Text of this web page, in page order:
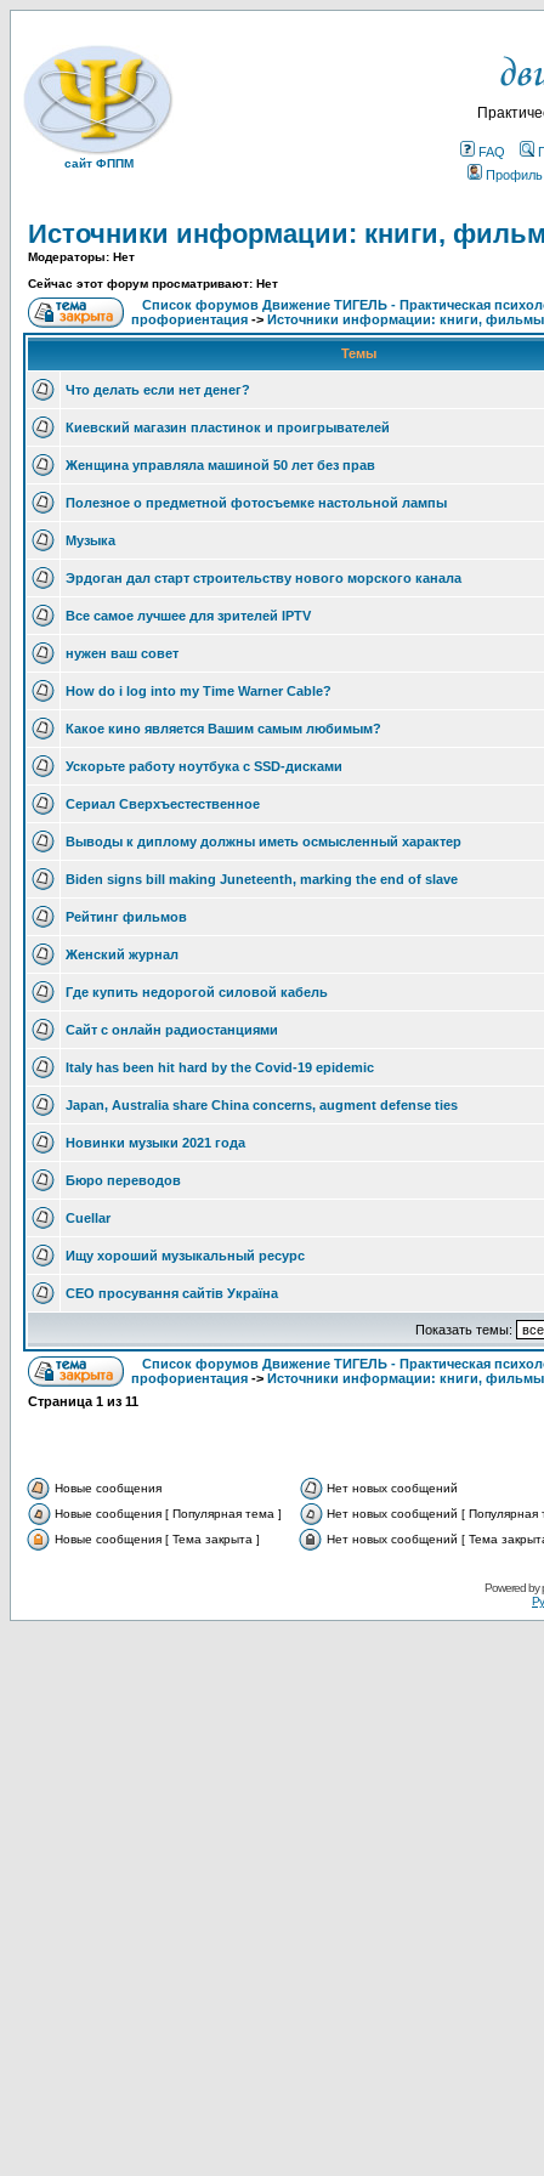
сайт ФППМ
FAQ
Профиль
Источники информации: книги,
Модераторы: Нет
Сейчас этот форум просматривают: Нет
Список форумов Движение ТИГЕЛЬ - Практическая
профориентация -> Источники информации: книги,
Темы
Что делать если нет денег?
Киевский магазин пластинок и проигрывателей
Женщина управляла машиной 50 лет без прав
Полезное о предметной фотосъемке настольной лампы
Музыка
Эрдоган дал старт строительству нового морского канала
Все самое лучшее для зрителей IPTV
нужен ваш совет
How do i log into my Time Warner Cable?
Какое кино является Вашим самым любимым?
Ускорьте работу ноутбука с SSD-дисками
Сериал Сверхъестественное
Выводы к диплому должны иметь осмысленный характер
Biden signs bill making Juneteenth, marking the end of slave
Рейтинг фильмов
Женский журнал
Где купить недорогой силовой кабель
Сайт с онлайн радиостанциями
Italy has been hit hard by the Covid-19 epidemic
Japan, Australia share China concerns, augment defense ties
Новинки музыки 2021 года
Бюро переводов
Cuellar
Ищу хороший музыкальный ресурс
СЕО просування сайтів Україна
Показать темы:
Список форумов Движение ТИГЕЛЬ - Практическая
профориентация -> Источники информации: книги,
Страница 1 из 11
Новые сообщения
Нет новых сообщений
Новые сообщения [ Популярная тема ]
Нет новых сообщений [ Популярная
Новые сообщения [ Тема закрыта ]
Нет новых сообщений [ Тема
Powered by